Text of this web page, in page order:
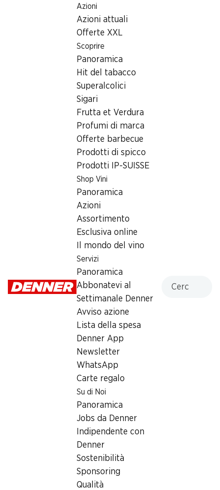
Azioni
Azioni attuali
Offerte XXL
Scoprire
Panoramica
Hit del tabacco
Superalcolici
Sigari
Frutta et Verdura
Profumi di marca
Offerte barbecue
Prodotti di spicco
Prodotti IP-SUISSE
Shop Vini
Panoramica
Azioni
Assortimento
Esclusiva online
Il mondo del vino
Servizi
Panoramica
Abbonatevi al
Settimanale Denner
Avviso azione
Lista della spesa
Denner App
Newsletter
WhatsApp
Carte regalo
Su di Noi
Panoramica
Jobs da Denner
Indipendente con
Denner
Sostenibilità
Sponsoring
Qualità
Ricerca di filiale
Filiale Denner Via Cantonale 67A, 6565 S. Bernardino
6565 S. Bernardino
Via Cantonale 67A, 6565 S. Bernardino
Orari di apertura
Lunedì
Orari di apertura speciali